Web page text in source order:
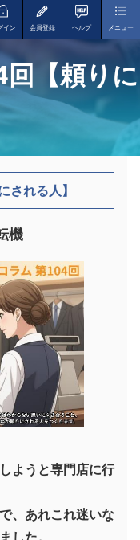
イン 会員登録 ヘルプ メニュー
【頼りに
される人】
機
ようと専門店に行
、あれこれ迷いな
した。